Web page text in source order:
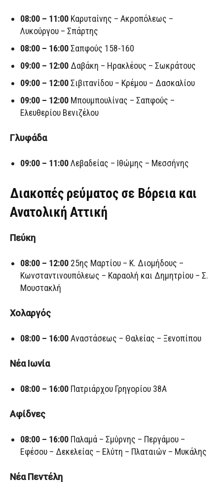
08:00 – 11:00 Καρυταίνης – Ακροπόλεως –
Λυκούργου – Σπάρτης
08:00 – 16:00Σαπφούς 158-160
09:00 – 12:00 Δαβάκη – Ηρακλέους – Σωκράτους
09:00 – 12:00Σιβιτανίδου – Κρέμου – Δασκαλίου
09:00 – 12:00 Μπουμπουλίνας – Σαπφούς –
Ελευθερίου Βενιζέλου
Γλυφάδα
09:00 – 11:00Λεβαδείας – Ιθώμης – Μεσσήνης
Διακοπές ρεύματος σε Βόρεια και
Ανατολική Αττική
Πεύκη
08:00 – 12:00 25ης Μαρτίου – Κ. Διομήδους –
Κωνσταντινουπόλεως – Καραολή και Δημητρίου – Σ.
Μουστακλή
Χολαργός
08:00 – 16:00Αναστάσεως – Θαλείας – Ξενοπίπου
Νέα Ιωνία
08:00 – 16:00 Πατριάρχου Γρηγορίου 38Α
Αφίδνες
08:00 – 16:00 Παλαμά – Σμύρνης – Περγάμου –
Εφέσου – Δεκελείας – Ελύτη – Πλαταιών – Μυκάλης
Νέα Πεντέλη